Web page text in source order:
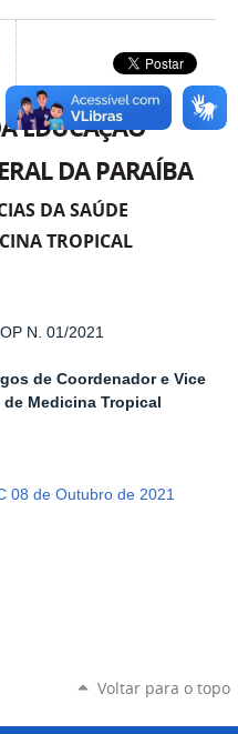
EDUCAÇÃO
DA PARAÍBA
DA SAÚDE
TROPICAL
N. 01/2021
de Coordenador e Vice
Medicina Tropical
08 de Outubro de 2021
Voltar para o topo